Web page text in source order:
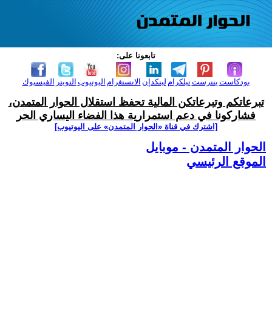
تابعونا على:
الفيسبوك التويتر اليوتيوب الانستغرام لينكدإن تيلكرامبنترست بودكاست
تبرعاتكم وتبرعاتكن المالية تحفظ استقلال الحوار المتمدن،
فشاركونا في دعم استمرارية هذا الفضاء اليساري الحر
[اشترك في قناة ‫«الحوار المتمدن» على اليوتيوب]
الحوار المتمدن - موبايل
الموقع الرئيسي